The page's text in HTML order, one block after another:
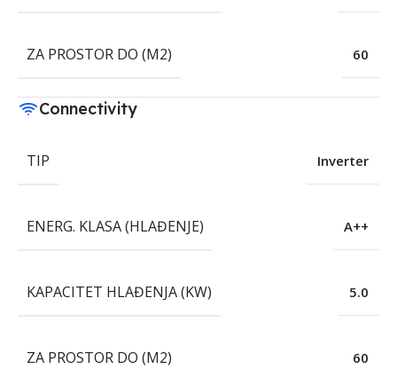
ZA PROSTOR DO (M2) 60
Connectivity
TIP Inverter
ENERG. KLASA (HLAĐENJE) A++
KAPACITET HLAĐENJA (KW) 5.0
ZA PROSTOR DO (M2) 60